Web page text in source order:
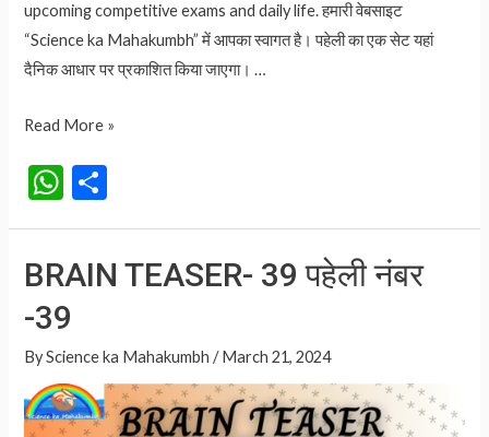
upcoming competitive exams and daily life. हमारी वेबसाइट
“Science ka Mahakumbh” में आपका स्वागत है। पहेली का एक सेट यहां
दैनिक आधार पर प्रकाशित किया जाएगा। …
BRAIN
40
-40
Read More »
W
h
at
s
A
p
p
h
ar
e
BRAIN TEASER- 39 पहेली नंबर
-39
ByScience ka Mahakumbh /March 21, 2024